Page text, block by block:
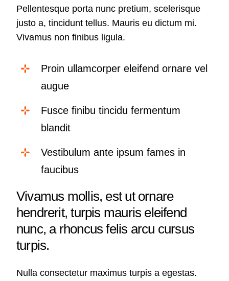
Pellentesque porta nunc pretium, scelerisque
justo a, tincidunt tellus. Mauris eu dictum mi.
Vivamus non finibus ligula.
Proin ullamcorper eleifend ornare vel
augue
Fusce finibu tincidu fermentum
blandit
Vestibulum ante ipsum fames in
faucibus
Vivamus mollis, est ut ornare
hendrerit, turpis mauris eleifend
nunc, a rhoncus felis arcu cursus
turpis.
Nulla consectetur maximus turpis a egestas.